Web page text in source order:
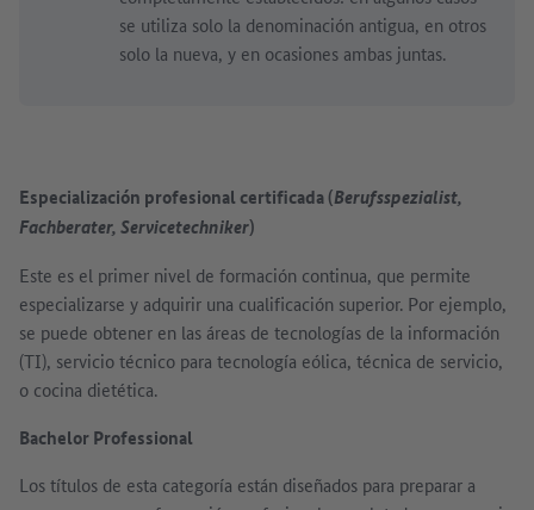
se utiliza solo la denominación antigua, en otros
solo la nueva, y en ocasiones ambas juntas.
Especialización profesional certificada (Berufsspezialist,
Fachberater, Servicetechniker)
Este es el primer nivel de formación continua, que permite
especializarse y adquirir una cualificación superior. Por ejemplo,
se puede obtener en las áreas de tecnologías de la información
(TI), servicio técnico para tecnología eólica, técnica de servicio,
o cocina dietética.
Bachelor Professional
Los títulos de esta categoría están diseñados para preparar a